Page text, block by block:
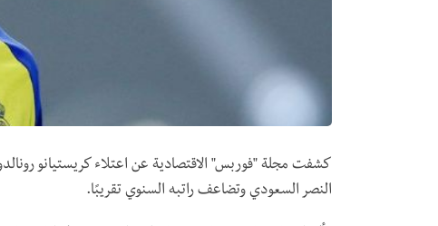
كشفت مجلة "فوربس" الاقتصادية عن اعتلاء كريستيانو
النصر السعودي وتضاعف راتبه السنوي تقريبًا.